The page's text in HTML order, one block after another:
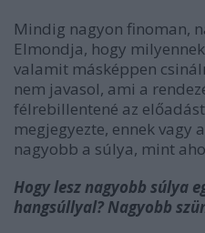
Mindig nagyon finoman,
Elmondja, hogy
valamit másképpen
nem javasol, ami a
félrebillentené az
megjegyezte, ennek vagy
nagyobb a súlya, mint
Hogy lesz nagyobb súlya
hangsúllyal? Nagyobb